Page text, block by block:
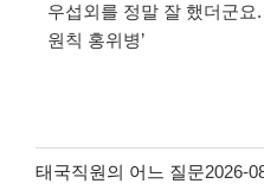
우섭외를 정말 잘 했더군요
원칙 홍위병’
태국직원의 어느 질문2026-